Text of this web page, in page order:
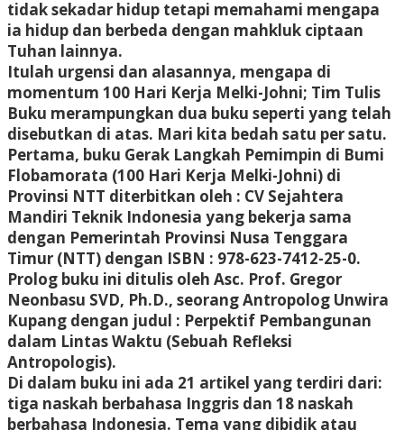
tidak sekadar hidup tetapi memahami mengapa
ia hidup dan berbeda dengan mahkluk ciptaan
Tuhan lainnya.
Itulah urgensi dan alasannya, mengapa di
momentum 100 Hari Kerja Melki-Johni; Tim Tulis
Buku merampungkan dua buku seperti yang telah
disebutkan di atas. Mari kita bedah satu per satu.
Pertama, buku Gerak Langkah Pemimpin di Bumi
Flobamorata (100 Hari Kerja Melki-Johni) di
Provinsi NTT diterbitkan oleh : CV Sejahtera
Mandiri Teknik Indonesia yang bekerja sama
dengan Pemerintah Provinsi Nusa Tenggara
Timur (NTT) dengan ISBN : 978-623-7412-25-0.
Prolog buku ini ditulis oleh Asc. Prof. Gregor
Neonbasu SVD, Ph.D., seorang Antropolog Unwira
Kupang dengan judul : Perpektif Pembangunan
dalam Lintas Waktu (Sebuah Refleksi
Antropologis).
Di dalam buku ini ada 21 artikel yang terdiri dari:
tiga naskah berbahasa Inggris dan 18 naskah
berbahasa Indonesia. Tema yang dibidik atau